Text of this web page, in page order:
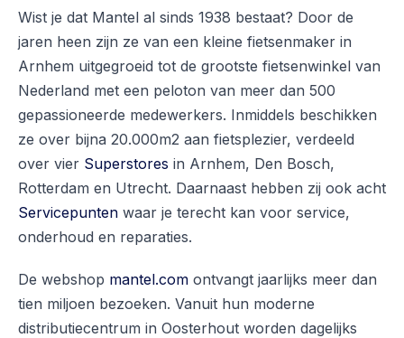
Wist je dat Mantel al sinds 1938 bestaat? Door de
jaren heen zijn ze van een kleine fietsenmaker in
Arnhem uitgegroeid tot de grootste fietsenwinkel van
Nederland met een peloton van meer dan 500
gepassioneerde medewerkers. Inmiddels beschikken
ze over bijna 20.000m2 aan fietsplezier, verdeeld
over vier Superstores in Arnhem, Den Bosch,
Rotterdam en Utrecht. Daarnaast hebben zij ook acht
Servicepunten waar je terecht kan voor service,
onderhoud en reparaties.
De webshop mantel.com ontvangt jaarlijks meer dan
tien miljoen bezoeken. Vanuit hun moderne
distributiecentrum in Oosterhout worden dagelijks